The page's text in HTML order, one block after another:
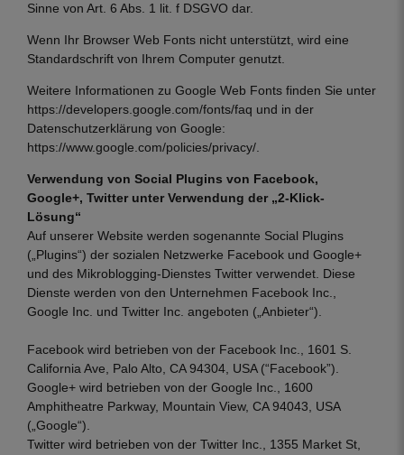
Sinne von Art. 6 Abs. 1 lit. f DSGVO dar.
Wenn Ihr Browser Web Fonts nicht unterstützt, wird eine
Standardschrift von Ihrem Computer genutzt.
Weitere Informationen zu Google Web Fonts finden Sie unter
https://developers.google.com/fonts/faq und in der
Datenschutzerklärung von Google:
https://www.google.com/policies/privacy/
Verwendung von Social Plugins von Facebook,
Google+, Twitter unter Verwendung der „2-Klick-
Lösung“
Auf unserer Website werden sogenannte Social Plugins
(„Plugins“) der sozialen Netzwerke Facebook und Google+
und des Mikroblogging-Dienstes Twitter verwendet. Diese
Dienste werden von den Unternehmen Facebook Inc.,
Google Inc. und Twitter Inc. angeboten („Anbieter“).
Facebook wird betrieben von der Facebook Inc., 1601 S.
California Ave, Palo Alto, CA 94304, USA (“Facebook”).
Google+ wird betrieben von der Google Inc., 1600
Amphitheatre Parkway, Mountain View, CA 94043, USA
(„Google“).
Twitter wird betrieben von der Twitter Inc., 1355 Market St,